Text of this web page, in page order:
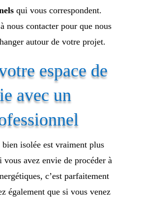
qui vous correspondent.
nous contacter pour que nous
autour de votre projet.
espace de
avec un
bien isolée est vraiment plus
vous avez envie de procéder à
c’est parfaitement
également que si vous venez